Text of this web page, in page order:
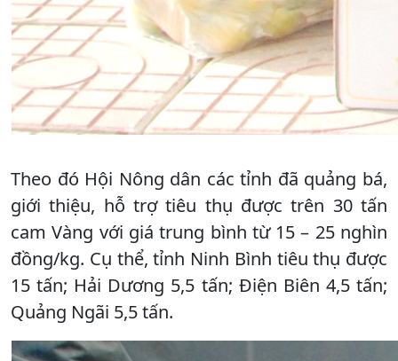
Theo đó Hội Nông dân các tỉnh đã quảng bá,
giới thiệu, hỗ trợ tiêu thụ được trên 30 tấn
cam Vàng với giá trung bình từ 15 – 25 nghìn
đồng/kg. Cụ thể, tỉnh Ninh Bình tiêu thụ được
15 tấn; Hải Dương 5,5 tấn; Điện Biên 4,5 tấn;
Quảng Ngãi 5,5 tấn.